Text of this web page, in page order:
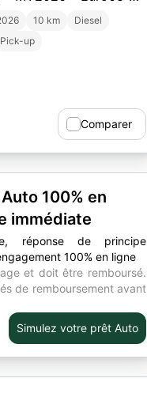
10 km
Diesel
Pick-up
Comparer
100% en
immédiate
réponse de principe
100% en ligne
et doit être remboursé.
de remboursement avant
Simulez votre prêt Auto